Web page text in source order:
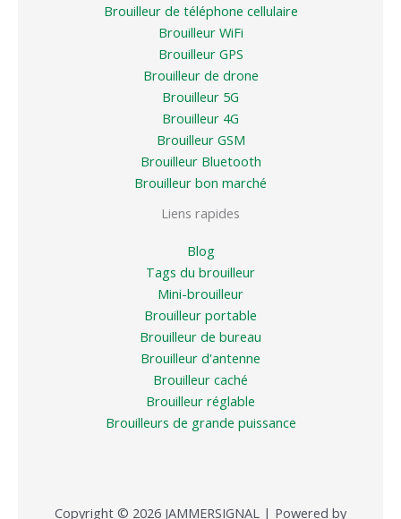
Brouilleur de téléphone cellulaire
Brouilleur WiFi
Brouilleur GPS
Brouilleur de drone
Brouilleur 5G
Brouilleur 4G
Brouilleur GSM
Brouilleur Bluetooth
Brouilleur bon marché
Liens rapides
Blog
Tags du brouilleur
Mini-brouilleur
Brouilleur portable
Brouilleur de bureau
Brouilleur d'antenne
Brouilleur caché
Brouilleur réglable
Brouilleurs de grande puissance
Copyright © 2026 JAMMERSIGNAL | Powered by